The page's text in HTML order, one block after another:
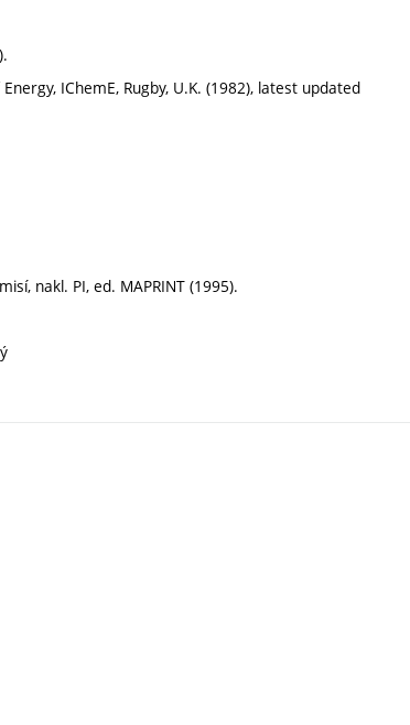
IChemE, Rugby, U.K. (1982), latest updated
nakl. PI, ed. MAPRINT (1995).